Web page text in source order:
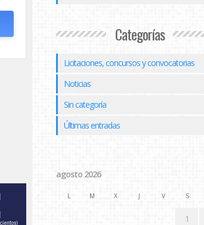
Categorías
Licitaciones, concursos y convocatorias
Noticias
Sin categoría
Últimas entradas
agosto 2026
L M X J V S
1